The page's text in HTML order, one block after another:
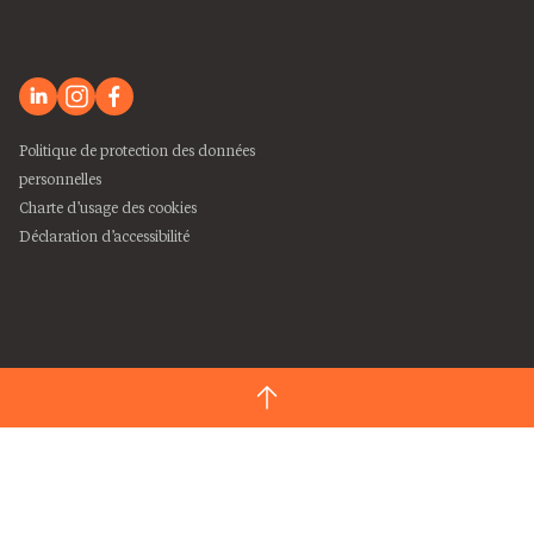
Politique de protection des données
personnelles
Charte d’usage des cookies
Déclaration d’accessibilité